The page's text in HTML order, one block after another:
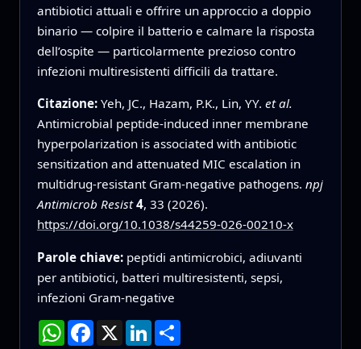
antibiotici attuali e offrire un approccio a doppio
binario — colpire il batterio e calmare la risposta
dell’ospite — particolarmente prezioso contro
infezioni multiresistenti difficili da trattare.
Citazione: Yeh, JC., Hazam, P.K., Lin, YY. et al.
Antimicrobial peptide-induced inner membrane
hyperpolarization is associated with antibiotic
sensitization and attenuated MIC escalation in
multidrug-resistant Gram-negative pathogens. npj
Antimicrob Resist 4, 33 (2026).
https://doi.org/10.1038/s44259-026-00210-x
Parole chiave: peptidi antimicrobici, adiuvanti
per antibiotici, batteri multiresistenti, sepsi,
infezioni Gram‑negative
WhatsApp
Facebook
X LinkedInCondividi